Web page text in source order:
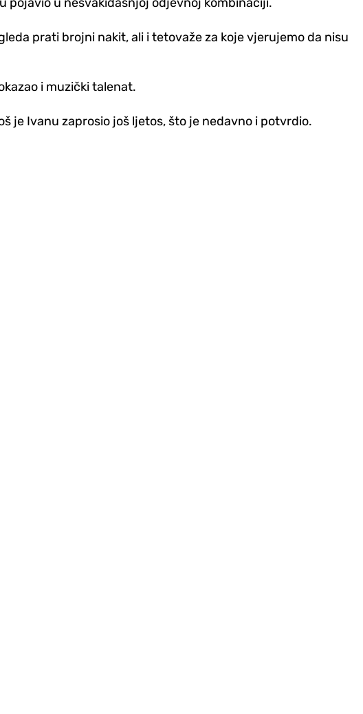
prati brojni nakit, ali i tetovaže za koje vjerujemo da nisu
i muzički talenat.
je Ivanu zaprosio još ljetos, što je nedavno i potvrdio.